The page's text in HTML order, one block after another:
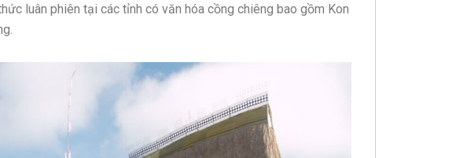
luân phiên tại các tỉnh có văn hóa cồng chiêng bao gồm Kon